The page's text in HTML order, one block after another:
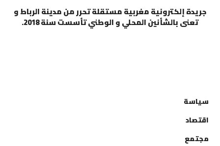
جريدة إلكترونية مغربية مستقلة تحرر من مدينة الرباط و
تعنى بالشأنين المحلي و الوطني تأسست سنة 2018.
سياسة
اقتصاد
مجتمع